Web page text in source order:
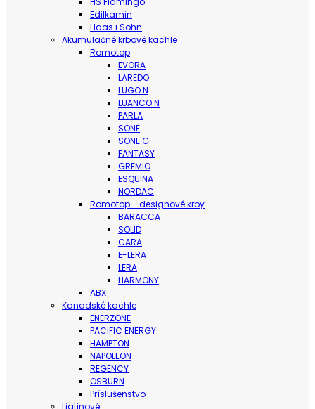
Edilkamin
Haas+Sohn
Akumulačné krbové kachle
Romotop
EVORA
LAREDO
LUGO N
LUANCO N
PARLA
SONE
SONE G
FANTASY
GREMIO
ESQUINA
NORDAC
Romotop - designové krby
BARACCA
SOLID
CARA
E-LERA
LERA
HARMONY
ABX
Kanadské kachle
ENERZONE
PACIFIC ENERGY
HAMPTON
NAPOLEON
REGENCY
OSBURN
Príslušenstvo